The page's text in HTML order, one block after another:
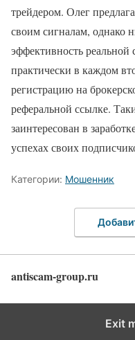
трейдером. Олег
своим сигналам, однако
эффективность реальной
практически в каждом
регистрацию на
реферальной ссылке.
заинтересован в
успехах своих
Категории: Мошенник
antiscam-group.ru
Exit